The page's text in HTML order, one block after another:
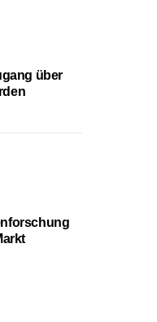
über